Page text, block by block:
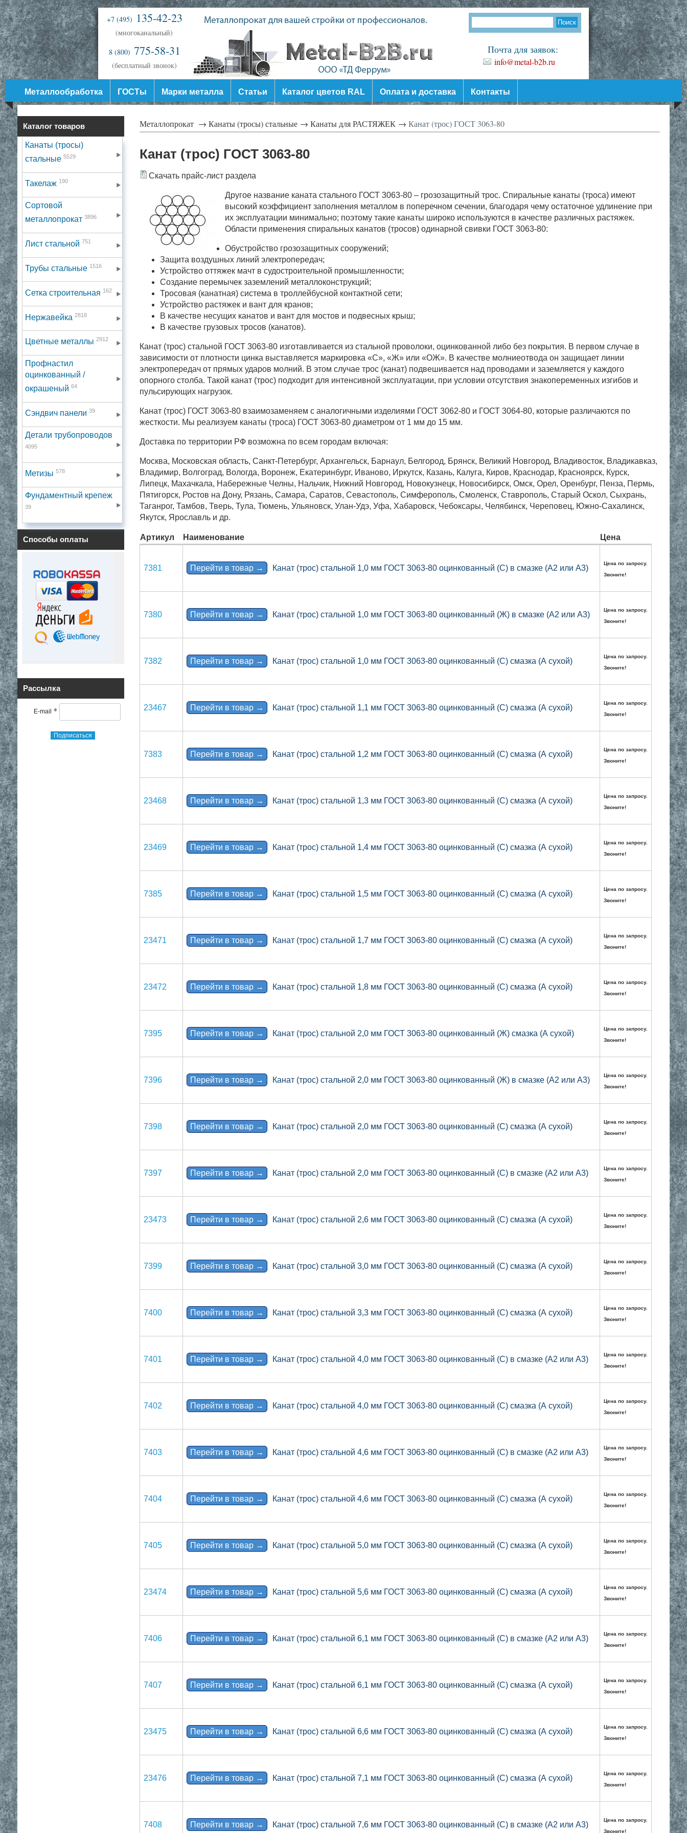
Почта для заявок:
info@metal-b2b.ru
+7 (495) 135-42-23
(многоканальный)
8 (800) 775-58-31
(бесплатный звонок)
Металлообработка ГОСТы Марки металла Статьи Каталог цветов RAL Оплата и доставка Контакты
Каталог товаров
Канаты (тросы)
стальные 5529
Такелаж 190
Сортовой
металлопрокат 3896
Лист стальной 751
Трубы стальные 1516
Сетка строительная 162
Нержавейка 2818
Цветные металлы 2912
Профнастил
оцинкованный /
окрашеный 64
Сэндвич панели 39
Детали трубопроводов
4095
Метизы 578
Фундаментный крепеж
39
Способы оплаты
Рассылка
E-mail *
Подписаться
Металлопрокат → Канаты (тросы) стальные → Канаты для РАСТЯЖЕК → Канат (трос) ГОСТ 3063-80
Канат (трос) ГОСТ 3063-80
Скачать прайс-лист раздела
Другое название каната стального ГОСТ 3063-80 – грозозащитный трос. Спиральные канаты (троса) имеют
высокий коэффициент заполнения металлом в поперечном сечении, благодаря чему остаточное удлинение при
их эксплуатации минимально; поэтому такие канаты широко используются в качестве различных растяжек.
Области применения спиральных канатов (тросов) одинарной свивки ГОСТ 3063-80:
Обустройство грозозащитных сооружений;
Защита воздушных линий электропередач;
Устройство оттяжек мачт в судостроительной промышленности;
Создание перемычек заземлений металлоконструкций;
Тросовая (канатная) система в троллейбусной контактной сети;
Устройство растяжек и вант для кранов;
В качестве несущих канатов и вант для мостов и подвесных крыш;
В качестве грузовых тросов (канатов).
Канат (трос) стальной ГОСТ 3063-80 изготавливается из стальной проволоки, оцинкованной либо без покрытия. В первом случае в
зависимости от плотности цинка выставляется маркировка «С», «Ж» или «ОЖ». В качестве молниеотвода он защищает линии
электропередач от прямых ударов молний. В этом случае трос (канат) подвешивается над проводами и заземляется у каждого
опорного столба. Такой канат (трос) подходит для интенсивной эксплуатации, при условии отсутствия знакопеременных изгибов и
пульсирующих нагрузок.
Канат (трос) ГОСТ 3063-80 взаимозаменяем с аналогичными изделиями ГОСТ 3062-80 и ГОСТ 3064-80, которые различаются по
жесткости. Мы реализуем канаты (троса) ГОСТ 3063-80 диаметром от 1 мм до 15 мм.
Доставка по территории РФ возможна по всем городам включая:
Москва, Московская область, Санкт-Петербург, Архангельск, Барнаул, Белгород, Брянск, Великий Новгород, Владивосток, Владикавказ,
Владимир, Волгоград, Вологда, Воронеж, Екатеринбург, Иваново, Иркутск, Казань, Калуга, Киров, Краснодар, Красноярск, Курск,
Липецк, Махачкала, Набережные Челны, Нальчик, Нижний Новгород, Новокузнецк, Новосибирск, Омск, Орел, Оренбург, Пенза, Пермь,
Пятигорск, Ростов на Дону, Рязань, Самара, Саратов, Севастополь, Симферополь, Смоленск, Ставрополь, Старый Оскол, Сыхрань,
Таганрог, Тамбов, Тверь, Тула, Тюмень, Ульяновск, Улан-Удэ, Уфа, Хабаровск, Чебоксары, Челябинск, Череповец, Южно-Сахалинск,
Якутск, Ярославль и др.
Артикул Наименование Цена
7381 Перейти в товар → Канат (трос) стальной 1,0 мм ГОСТ 3063-80 оцинкованный (С) в смазке (А2 или А3)
Цена по запросу.
Звоните!
7380 Перейти в товар → Канат (трос) стальной 1,0 мм ГОСТ 3063-80 оцинкованный (Ж) в смазке (А2 или А3)
Цена по запросу.
Звоните!
7382 Перейти в товар → Канат (трос) стальной 1,0 мм ГОСТ 3063-80 оцинкованный (С) смазка (А сухой)
Цена по запросу.
Звоните!
23467 Перейти в товар → Канат (трос) стальной 1,1 мм ГОСТ 3063-80 оцинкованный (С) смазка (А сухой)
Цена по запросу.
Звоните!
7383 Перейти в товар → Канат (трос) стальной 1,2 мм ГОСТ 3063-80 оцинкованный (С) смазка (А сухой)
Цена по запросу.
Звоните!
23468 Перейти в товар → Канат (трос) стальной 1,3 мм ГОСТ 3063-80 оцинкованный (С) смазка (А сухой)
Цена по запросу.
Звоните!
23469 Перейти в товар → Канат (трос) стальной 1,4 мм ГОСТ 3063-80 оцинкованный (С) смазка (А сухой)
Цена по запросу.
Звоните!
7385 Перейти в товар → Канат (трос) стальной 1,5 мм ГОСТ 3063-80 оцинкованный (С) смазка (А сухой)
Цена по запросу.
Звоните!
23471 Перейти в товар → Канат (трос) стальной 1,7 мм ГОСТ 3063-80 оцинкованный (С) смазка (А сухой)
Цена по запросу.
Звоните!
23472 Перейти в товар → Канат (трос) стальной 1,8 мм ГОСТ 3063-80 оцинкованный (С) смазка (А сухой)
Цена по запросу.
Звоните!
7395 Перейти в товар → Канат (трос) стальной 2,0 мм ГОСТ 3063-80 оцинкованный (Ж) смазка (А сухой)
Цена по запросу.
Звоните!
7396 Перейти в товар → Канат (трос) стальной 2,0 мм ГОСТ 3063-80 оцинкованный (Ж) в смазке (А2 или А3)
Цена по запросу.
Звоните!
7398 Перейти в товар → Канат (трос) стальной 2,0 мм ГОСТ 3063-80 оцинкованный (С) смазка (А сухой)
Цена по запросу.
Звоните!
7397 Перейти в товар → Канат (трос) стальной 2,0 мм ГОСТ 3063-80 оцинкованный (С) в смазке (А2 или А3)
Цена по запросу.
Звоните!
23473 Перейти в товар → Канат (трос) стальной 2,6 мм ГОСТ 3063-80 оцинкованный (С) смазка (А сухой)
Цена по запросу.
Звоните!
7399 Перейти в товар → Канат (трос) стальной 3,0 мм ГОСТ 3063-80 оцинкованный (С) смазка (А сухой)
Цена по запросу.
Звоните!
7400 Перейти в товар → Канат (трос) стальной 3,3 мм ГОСТ 3063-80 оцинкованный (С) смазка (А сухой)
Цена по запросу.
Звоните!
7401 Перейти в товар → Канат (трос) стальной 4,0 мм ГОСТ 3063-80 оцинкованный (С) в смазке (А2 или А3)
Цена по запросу.
Звоните!
7402 Перейти в товар → Канат (трос) стальной 4,0 мм ГОСТ 3063-80 оцинкованный (С) смазка (А сухой)
Цена по запросу.
Звоните!
7403 Перейти в товар → Канат (трос) стальной 4,6 мм ГОСТ 3063-80 оцинкованный (С) в смазке (А2 или А3)
Цена по запросу.
Звоните!
7404 Перейти в товар → Канат (трос) стальной 4,6 мм ГОСТ 3063-80 оцинкованный (С) смазка (А сухой)
Цена по запросу.
Звоните!
7405 Перейти в товар → Канат (трос) стальной 5,0 мм ГОСТ 3063-80 оцинкованный (С) смазка (А сухой)
Цена по запросу.
Звоните!
23474 Перейти в товар → Канат (трос) стальной 5,6 мм ГОСТ 3063-80 оцинкованный (С) смазка (А сухой)
Цена по запросу.
Звоните!
7406 Перейти в товар → Канат (трос) стальной 6,1 мм ГОСТ 3063-80 оцинкованный (С) в смазке (А2 или А3)
Цена по запросу.
Звоните!
7407 Перейти в товар → Канат (трос) стальной 6,1 мм ГОСТ 3063-80 оцинкованный (С) смазка (А сухой)
Цена по запросу.
Звоните!
23475 Перейти в товар → Канат (трос) стальной 6,6 мм ГОСТ 3063-80 оцинкованный (С) смазка (А сухой)
Цена по запросу.
Звоните!
23476 Перейти в товар → Канат (трос) стальной 7,1 мм ГОСТ 3063-80 оцинкованный (С) смазка (А сухой)
Цена по запросу.
Звоните!
7408 Перейти в товар → Канат (трос) стальной 7,6 мм ГОСТ 3063-80 оцинкованный (С) в смазке (А2 или А3)
Цена по запросу.
Звоните!